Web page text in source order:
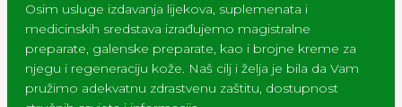
Osim usluge izdavanja lijekova, suplemenata i
medicinskih sredstava izrađujemo magistralne
preparate, galenske preparate, kao i brojne kreme za
njegu i regeneraciju kože. Naš cilj i želja je bila da Vam
pružimo adekvatnu zdrastvenu zaštitu, dostupnost